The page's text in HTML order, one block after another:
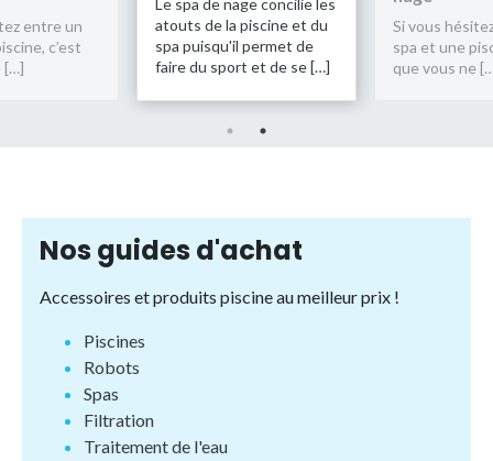
entre un
c’est
[…]
Le spa de nage concilie les
atouts de la piscine et du
spa puisqu'il permet de
faire du sport et de se […]
Si vous
spa et une
que vous ne
Nos guides d'achat
Accessoires et produits piscine au meilleur prix !
Piscines
Robots
Spas
Filtration
Traitement de l'eau